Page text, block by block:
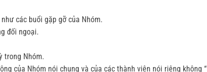
các buổi gặp gỡ của Nhóm.
đối ngoại.
trong Nhóm.
của Nhóm nói chung và của các thành viên nói riêng không “